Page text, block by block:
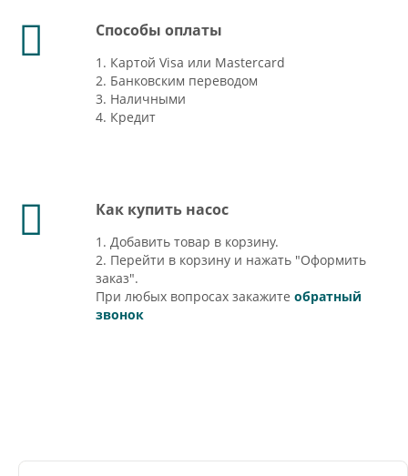
Способы оплаты
1. Картой Visa или Mastercard
2. Банковским переводом
3. Наличными
4. Кредит
Как купить насос
1. Добавить товар в корзину.
2. Перейти в корзину и нажать "Оформить
заказ".
При любых вопросах закажите обратный
звонок